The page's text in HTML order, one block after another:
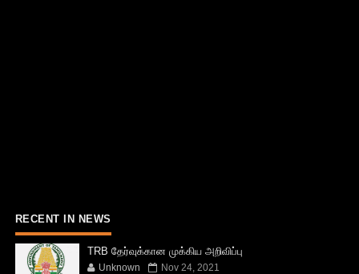
RECENT IN NEWS
TRB தேர்வுக்கான முக்கிய அறிவிப்பு
Unknown Nov 24, 2021